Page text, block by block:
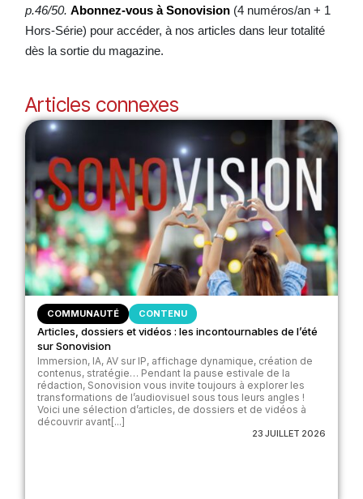
p.46/50. Abonnez-vous à Sonovision(4 numéros/an + 1
Hors-Série) pour accéder, à nos articles dans leur totalité
dès la sortie du magazine.
Articles connexes
COMMUNAUTÉ CONTENU
Articles, dossiers et vidéos : les incontournables de l’été
sur Sonovision
Immersion, IA, AV sur IP, affichage dynamique, création de
contenus, stratégie… Pendant la pause estivale de la
rédaction, Sonovision vous invite toujours à explorer les
transformations de l’audiovisuel sous tous leurs angles !
Voici une sélection d’articles, de dossiers et de vidéos à
découvrir avant[...]
23 JUILLET 2026